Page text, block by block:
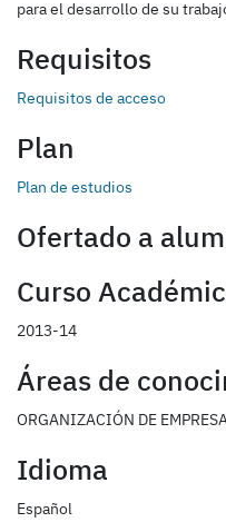
para el desarrollo de su
Requisitos
Requisitos de acceso
Plan
Plan de estudios
Ofertado a
Curso
2013-14
Áreas de
ORGANIZACIÓN DE
Idioma
Español